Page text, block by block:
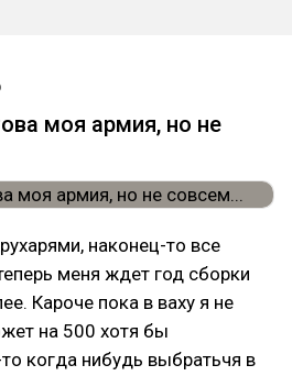
моя армия, но не
наконец-то все
меня ждет год сборки
Кароче пока в ваху я не
на 500 хотя бы
когда нибудь выбратьчя в